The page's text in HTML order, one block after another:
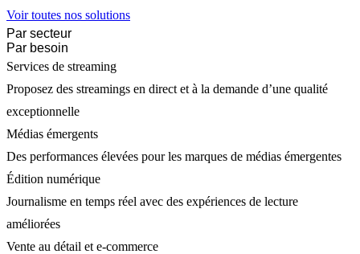
Voir toutes nos solutions
Par secteur
Par besoin
Services de streaming
Proposez des streamings en direct et à la demande d’une qualité
exceptionnelle
Médias émergents
Des performances élevées pour les marques de médias émergentes
Édition numérique
Journalisme en temps réel avec des expériences de lecture
améliorées
Vente au détail et e-commerce